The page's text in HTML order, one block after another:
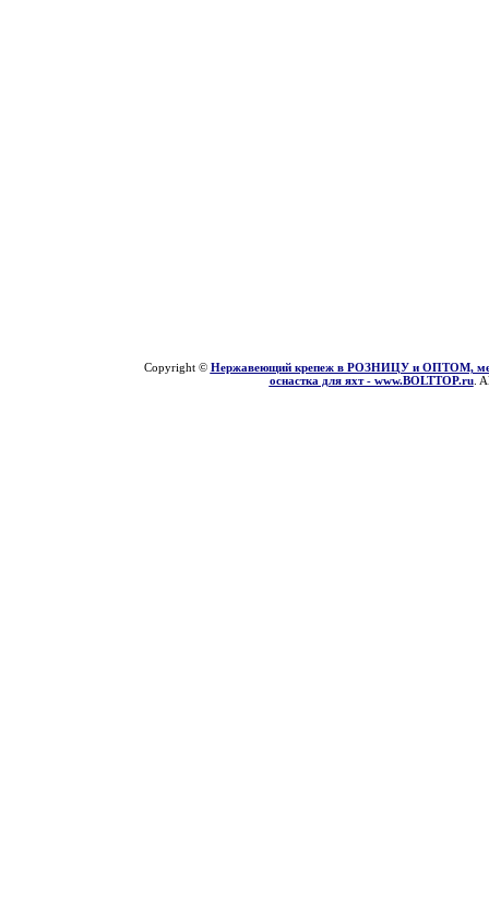
Copyright © Нержавеющий крепеж в РОЗНИЦУ и ОПТОМ,
оснастка для яхт - www.BOLTTOP.ru.